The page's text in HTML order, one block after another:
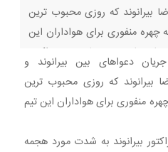
بیرانوند که روزی محبوب ترین
چهره منفوری برای هواداران این
بازی پرسپولیس و تراکتور
گرفت و فحاشی های زیادی به
دعواهای بین بیرانوند و
بیرانوند که روزی محبوب ترین
منفوری برای هواداران این تیم
بیرانوند به شدت مورد هجمه